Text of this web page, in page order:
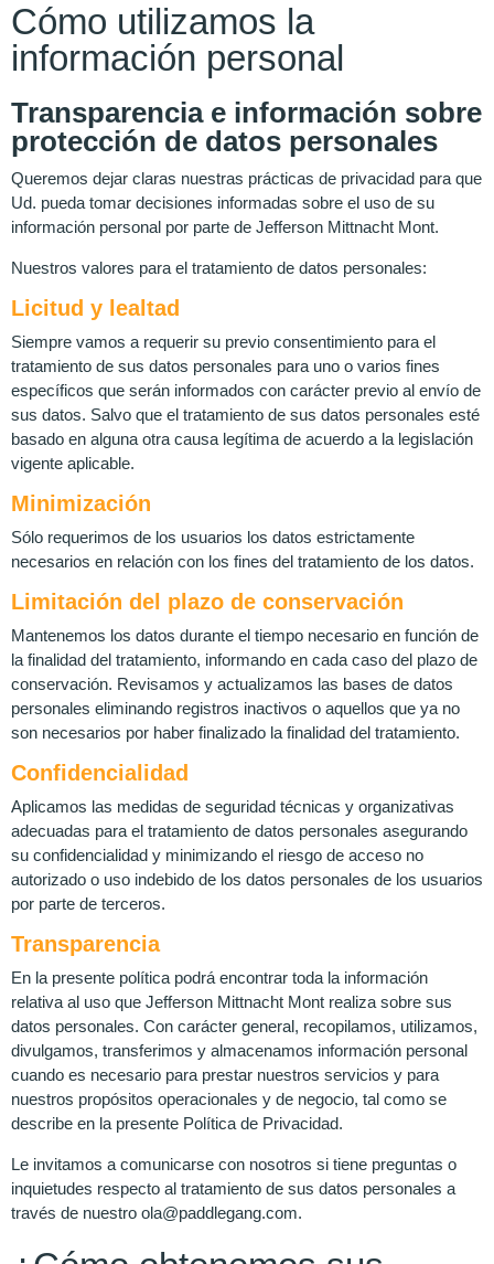
Cómo utilizamos la
información personal
Transparencia e información sobre
protección de datos personales
Queremos dejar claras nuestras prácticas de privacidad para que
Ud. pueda tomar decisiones informadas sobre el uso de su
información personal por parte de Jefferson Mittnacht Mont.
Nuestros valores para el tratamiento de datos personales:
Licitud y lealtad
Siempre vamos a requerir su previo consentimiento para el
tratamiento de sus datos personales para uno o varios fines
específicos que serán informados con carácter previo al envío de
sus datos. Salvo que el tratamiento de sus datos personales esté
basado en alguna otra causa legítima de acuerdo a la legislación
vigente aplicable.
Minimización
Sólo requerimos de los usuarios los datos estrictamente
necesarios en relación con los fines del tratamiento de los datos.
Limitación del plazo de conservación
Mantenemos los datos durante el tiempo necesario en función de
la finalidad del tratamiento, informando en cada caso del plazo de
conservación. Revisamos y actualizamos las bases de datos
personales eliminando registros inactivos o aquellos que ya no
son necesarios por haber finalizado la finalidad del tratamiento.
Confidencialidad
Aplicamos las medidas de seguridad técnicas y organizativas
adecuadas para el tratamiento de datos personales asegurando
su confidencialidad y minimizando el riesgo de acceso no
autorizado o uso indebido de los datos personales de los usuarios
por parte de terceros.
Transparencia
En la presente política podrá encontrar toda la información
relativa al uso que Jefferson Mittnacht Mont realiza sobre sus
datos personales. Con carácter general, recopilamos, utilizamos,
divulgamos, transferimos y almacenamos información personal
cuando es necesario para prestar nuestros servicios y para
nuestros propósitos operacionales y de negocio, tal como se
describe en la presente Política de Privacidad.
Le invitamos a comunicarse con nosotros si tiene preguntas o
inquietudes respecto al tratamiento de sus datos personales a
través de nuestro ola@paddlegang.com.